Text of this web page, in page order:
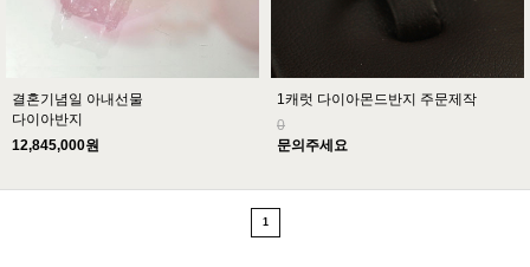
결혼기념일 아내선물
다이아반지
12,845,000원
1캐럿 다이아몬드반지 주문제작
0
문의주세요
1